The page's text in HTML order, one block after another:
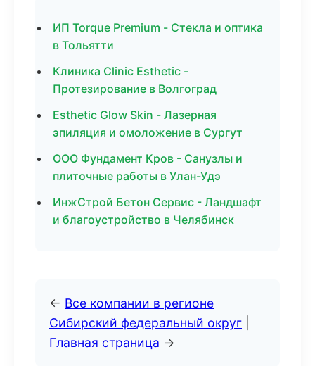
ИП Torque Premium - Стекла и оптика
в Тольятти
Клиника Clinic Esthetic -
Протезирование в Волгоград
Esthetic Glow Skin - Лазерная
эпиляция и омоложение в Сургут
ООО Фундамент Кров - Санузлы и
плиточные работы в Улан-Удэ
ИнжСтрой Бетон Сервис - Ландшафт
и благоустройство в Челябинск
← Все компании в регионе
Сибирский федеральный округ
Главная страница →